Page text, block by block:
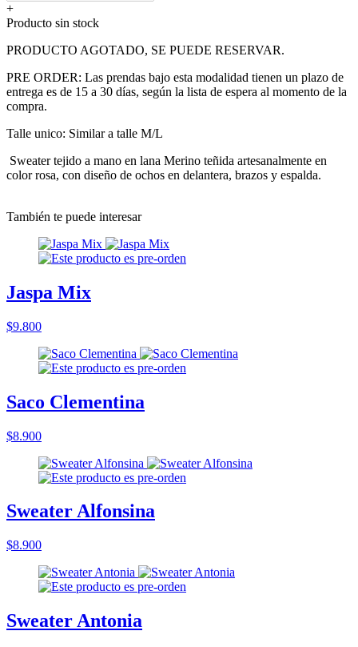
+
Producto sin stock
PRODUCTO AGOTADO, SE PUEDE RESERVAR.
PRE ORDER: Las prendas bajo esta modalidad tienen un plazo de
entrega es de 15 a 30 días, según la lista de espera al momento de la
compra.
Talle unico: Similar a talle M/L
Sweater tejido a mano en lana Merino teñida artesanalmente en
color rosa, con diseño de ochos en delantera, brazos y espalda.
También te puede interesar
Jaspa Mix
$9.800
Saco Clementina
$8.900
Sweater Alfonsina
$8.900
Sweater Antonia